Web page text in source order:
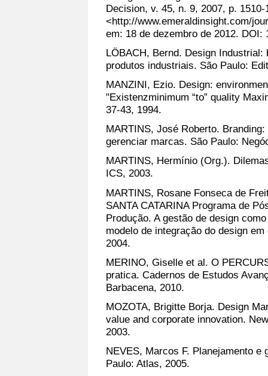
Decision, v. 45, n. 9, 2007, p.
<http://www.emeraldinsight.com/
em: 18 de dezembro de 2012. DOI:
LÖBACH, Bernd. Design
produtos industriais. São Paulo:
MANZINI, Ezio. Design:
"Existenzminimum “to” quality
37-43, 1994.
MARTINS, José Roberto.
gerenciar marcas. São Paulo:
MARTINS, Hermínio (Org.).
ICS, 2003.
MARTINS, Rosane Fonseca de
SANTA CATARINA Programa de
Produção. A gestão de design
modelo de integração do design
2004.
MERINO, Giselle et al. O
pratica. Cadernos de Estudos
Barbacena, 2010.
MOZOTA, Brigitte Borja. Design
value and corporate innovation.
2003.
NEVES, Marcos F. Planejamento
Paulo: Atlas, 2005.